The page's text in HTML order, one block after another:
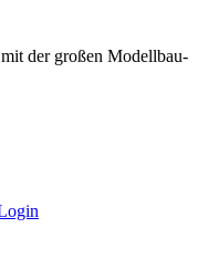
der großen Modellbau-